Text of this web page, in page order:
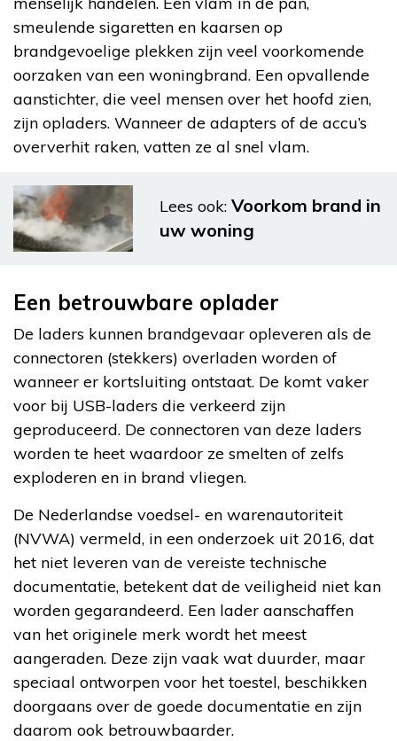
smeulende sigaretten en kaarsen op
brandgevoelige plekken zijn veel voorkomende
oorzaken van een woningbrand. Een opvallende
aanstichter, die veel mensen over het hoofd zien,
zijn opladers. Wanneer de adapters of de accu’s
oververhit raken, vatten ze al snel vlam.
Lees ook: Voorkom brand in
uw woning
Een betrouwbare oplader
De laders kunnen brandgevaar opleveren als de
connectoren (stekkers) overladen worden of
wanneer er kortsluiting ontstaat. De komt vaker
voor bij USB-laders die verkeerd zijn
geproduceerd. De connectoren van deze laders
worden te heet waardoor ze smelten of zelfs
exploderen en in brand vliegen.
De Nederlandse voedsel- en warenautoriteit
(NVWA) vermeld, in een onderzoek uit 2016, dat
het niet leveren van de vereiste technische
documentatie, betekent dat de veiligheid niet kan
worden gegarandeerd. Een lader aanschaffen
van het originele merk wordt het meest
aangeraden. Deze zijn vaak wat duurder, maar
speciaal ontworpen voor het toestel, beschikken
doorgaans over de goede documentatie en zijn
daarom ook betrouwbaarder.